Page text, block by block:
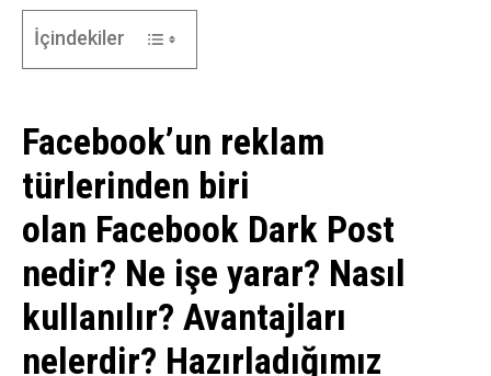
İçindekiler
Facebook’un reklam
türlerinden biri
olan Facebook Dark Post
nedir? Ne işe yarar? Nasıl
kullanılır? Avantajları
nelerdir? Hazırladığımız